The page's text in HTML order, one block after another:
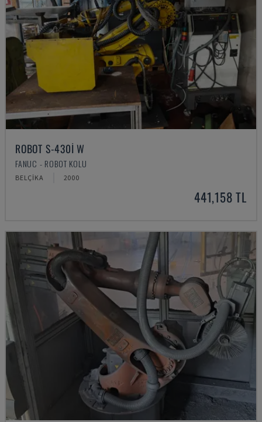
ROBOT S-430I W
FANUC - ROBOT KOLU
BELÇIKA 2000
441,158 TL